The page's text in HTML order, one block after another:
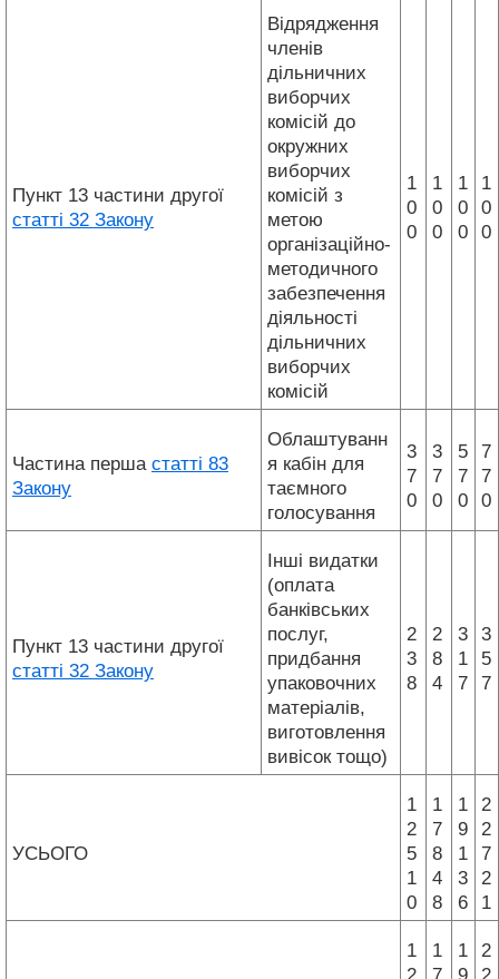
Пункт 13 частини другої
статті 32 Закону
Відрядження
членів
дільничних
виборчих
комісій до
окружних
виборчих
комісій з
метою
організаційно-
методичного
забезпечення
діяльності
дільничних
виборчих
комісій
1
0
0
1
0
0
1
0
0
1
0
0
Частина перша статті 83
Закону
Облаштуванн
я кабін для
таємного
голосування
3
7
0
3
7
0
5
7
0
7
7
0
Пункт 13 частини другої
статті 32 Закону
Інші видатки
(оплата
банківських
послуг,
придбання
упаковочних
матеріалів,
виготовлення
вивісок тощо)
2
3
8
2
8
4
3
1
7
3
5
7
УСЬОГО
1
2
5
1
0
1
7
8
4
8
1
9
1
3
6
2
2
7
2
1
1
2
1
7
1
9
2
2